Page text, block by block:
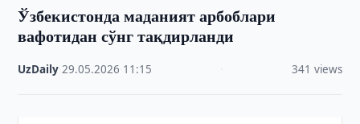
Ўзбекистонда маданият арбоблари
вафотидан сўнг тақдирланди
UzDaily ·29.05.2026 11:15 341 views